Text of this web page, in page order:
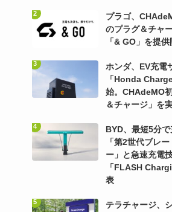
プラゴ、
のプラグ＆チャ
「& GO」を提
ホンダ、EV充電
「Honda
始。CHAdeMO
＆チャージ」を
BYD、最短5分
「第2世代ブレ
ー」と急速充電
「FLASH
表
テラチャージ、